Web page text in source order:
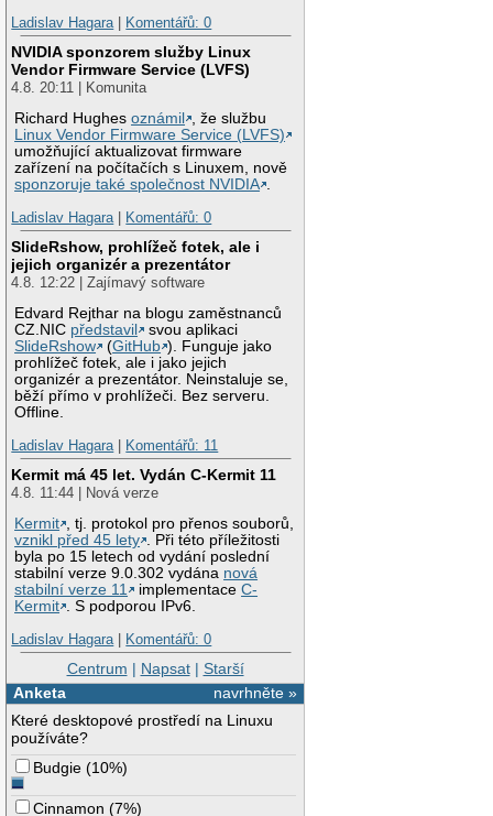
Ladislav Hagara| Komentářů: 0
NVIDIA sponzorem služby Linux
Vendor Firmware Service (LVFS)
4.8. 20:11 | Komunita
Richard Hughesoznámil
, že službu
Linux Vendor Firmware Service (LVFS)
umožňující aktualizovat firmware
zařízení na počítačích s Linuxem, nově
sponzoruje také společnost NVIDIA .
Ladislav Hagara| Komentářů: 0
SlideRshow, prohlížeč fotek, ale i
jejich organizér a prezentátor
4.8. 12:22 | Zajímavý software
Edvard Rejthar na blogu zaměstnanců
CZ.NIC představil
svou aplikaci
SlideRshow
(GitHub ). Funguje jako
prohlížeč fotek, ale i jako jejich
organizér a prezentátor. Neinstaluje se,
běží přímo v prohlížeči. Bez serveru.
Offline.
Ladislav Hagara| Komentářů: 11
Kermit má 45 let. Vydán C-Kermit 11
4.8. 11:44 | Nová verze
Kermit , tj. protokol pro přenos souborů,
vznikl před 45 lety . Při této příležitosti
byla po 15 letech od vydání poslední
stabilní verze 9.0.302 vydána nová
stabilní verze 11
implementaceC-
Kermit . S podporou IPv6.
Ladislav Hagara| Komentářů: 0
Centrum | Napsat| Starší
navrhněte »
Anketa
Které desktopové prostředí na Linuxu
používáte?
Budgie (10%)
Cinnamon (7%)